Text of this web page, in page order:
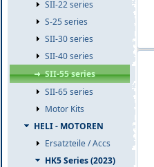
SII-22 series
S-25 series
SII-30 series
SII-40 series
SII-55 series
SII-65 series
Motor Kits
HELI - MOTOREN
Ersatzteile / Accs
HK5 Series (2023)